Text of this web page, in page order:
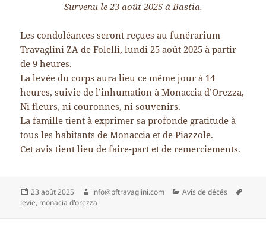
Survenu le 23 août 2025 à Bastia.
Les condoléances seront reçues au funérarium
Travaglini ZA de Folelli, lundi 25 août 2025 à partir
de 9 heures.
La levée du corps aura lieu ce même jour à 14
heures, suivie de l’inhumation à Monaccia d’Orezza,
Ni fleurs, ni couronnes, ni souvenirs.
La famille tient à exprimer sa profonde gratitude à
tous les habitants de Monaccia et de Piazzole.
Cet avis tient lieu de faire-part et de remerciements.
Publié
le
23 août 2025 Auteur
info@pftravaglini.com Catégories
Avis de décés
levie, monacia d'orezza